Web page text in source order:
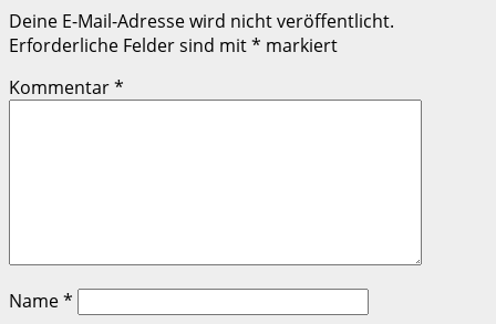
Deine E-Mail-Adresse wird nicht veröffentlicht.
Erforderliche Felder sind mit* markiert
Kommentar*
Name*